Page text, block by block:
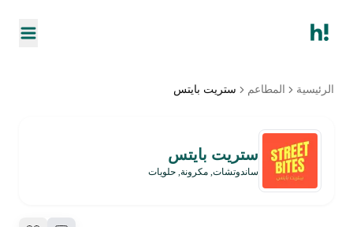
الرئيسية المطاعم ستريت بايتس
ستريت بايتس
ساندوتشات, مكرونة, حلويات